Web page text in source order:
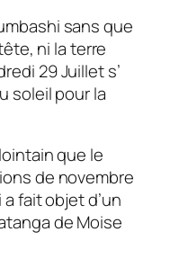
sans que
ni la terre
29 Juillet s’
soleil pour la
que le
de novembre
a fait objet d’un
de Moise